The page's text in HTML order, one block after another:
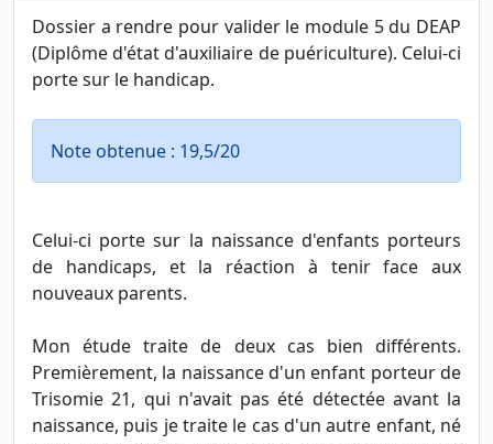
Dossier a rendre pour valider le module 5 du DEAP
(Diplôme d'état d'auxiliaire de puériculture). Celui-ci
porte sur le handicap.
Note obtenue : 19,5/20
Celui-ci porte sur la naissance d'enfants porteurs
de handicaps, et la réaction à tenir face aux
nouveaux parents.
Mon étude traite de deux cas bien différents.
Premièrement, la naissance d'un enfant porteur de
Trisomie 21, qui n'avait pas été détectée avant la
naissance, puis je traite le cas d'un autre enfant, né